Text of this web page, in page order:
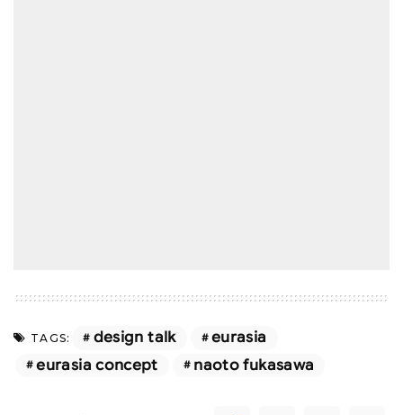
TAGS: design talk
eurasia
eurasia concept
naoto fukasawa